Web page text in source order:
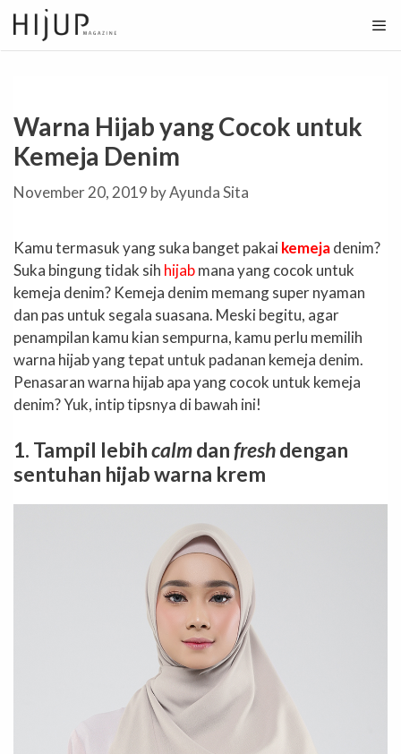
Skip
to
content
Warna Hijab yang Cocok untuk
Kemeja Denim
November 20, 2019 byAyunda Sita
Kamu termasuk yang suka banget pakaikemejadenim?
Suka bingung tidak sih hijabmana yang cocok untuk
kemeja denim? Kemeja denim memang super nyaman
dan pas untuk segala suasana. Meski begitu, agar
penampilan kamu kian sempurna, kamu perlu memilih
warna hijab yang tepat untuk padanan kemeja denim.
Penasaran warna hijab apa yang cocok untuk kemeja
denim? Yuk, intip tipsnya di bawah ini!
1. Tampil lebihcalmdanfreshdengan
sentuhan hijab warna krem